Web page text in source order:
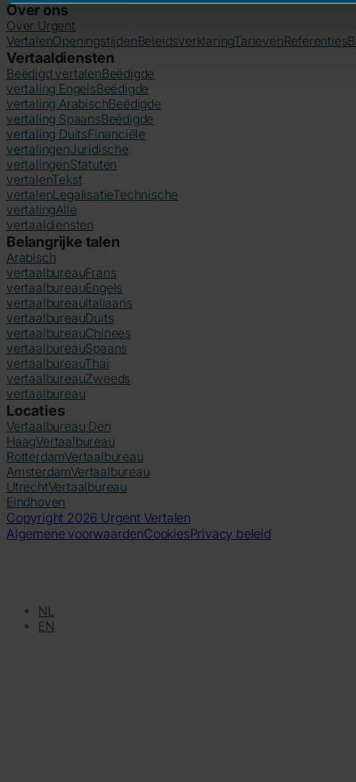
Over ons
Over Urgent
VertalenOpeningstijdenBeleidsverklaringTarievenReferenties
Vertaaldiensten
Beëdigd vertalenBeëdigde
vertaling EngelsBeëdigde
vertaling ArabischBeëdigde
vertaling SpaansBeëdigde
vertaling DuitsFinanciële
vertalingenJuridische
vertalingenStatuten
vertalenTekst
vertalenLegalisatieTechnische
vertalingAlle
vertaaldiensten
Belangrijke talen
Arabisch
vertaalbureauFrans
vertaalbureauEngels
vertaalbureau Italiaans
vertaalbureauDuits
vertaalbureauChinees
vertaalbureauSpaans
vertaalbureauThai
vertaalbureauZweeds
vertaalbureau
Locaties
Vertaalbureau Den
HaagVertaalbureau
RotterdamVertaalbureau
AmsterdamVertaalbureau
UtrechtVertaalbureau
Eindhoven
Copyright 2026 Urgent Vertalen
Algemene voorwaardenCookiesPrivacy beleid
NL
EN